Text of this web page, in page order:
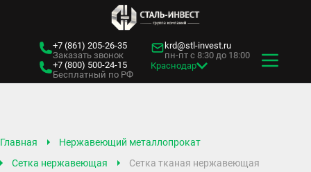
+7 (861) 205-26-35
Заказать звонок
+7 (800) 500-24-15
Бесплатный по РФ
krd@stl-invest.ru
пн-пт с 8:30 до 18:00
Краснодар
Главная
Нержавеющий металлопрокат
Сетка нержавеющая
Сетка тканая нержавеющая